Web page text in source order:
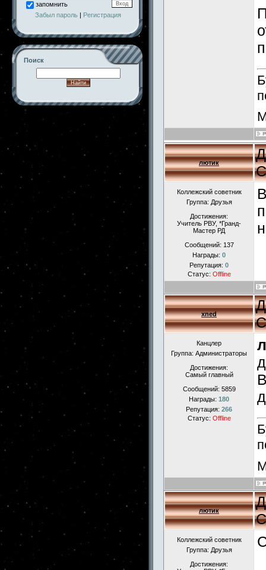
запомнить
Забыл пароль | Регистрация
Поиск
лютик
Коллежский советник
Группа: Друзья
Достижения:
Учитель РВУ, *Гранд-
Мастер РД
Сообщений: 137
Награды: 0
Репутация: 0
Статус: Offline
xned
Канцлер
Группа: Администраторы
Достижения:
Самый главный
Сообщений: 5859
Награды: 180
Репутация: 266
Статус: Offline
лютик
Коллежский советник
Группа: Друзья
Достижения: